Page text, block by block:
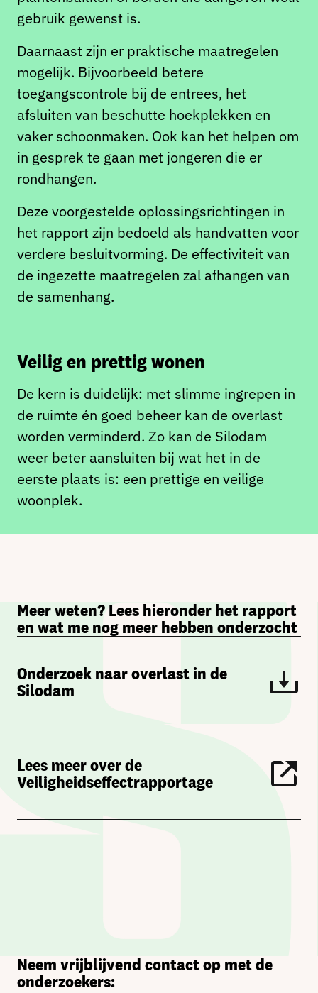
gebruik gewenst is.
Daarnaast zijn er praktische maatregelen
mogelijk. Bijvoorbeeld betere
toegangscontrole bij de entrees, het
afsluiten van beschutte hoekplekken en
vaker schoonmaken. Ook kan het helpen om
in gesprek te gaan met jongeren die er
rondhangen.
Deze voorgestelde oplossingsrichtingen in
het rapport zijn bedoeld als handvatten voor
verdere besluitvorming. De effectiviteit van
de ingezette maatregelen zal afhangen van
de samenhang.
Veilig en prettig wonen
De kern is duidelijk: met slimme ingrepen in
de ruimte én goed beheer kan de overlast
worden verminderd. Zo kan de Silodam
weer beter aansluiten bij wat het in de
eerste plaats is: een prettige en veilige
woonplek.
Meer weten? Lees hieronder het rapport
en wat me nog meer hebben onderzocht
Onderzoek naar overlast in de
Silodam
Lees meer over de
Veiligheidseffectrapportage
Neem vrijblijvend contact op met de
onderzoekers: